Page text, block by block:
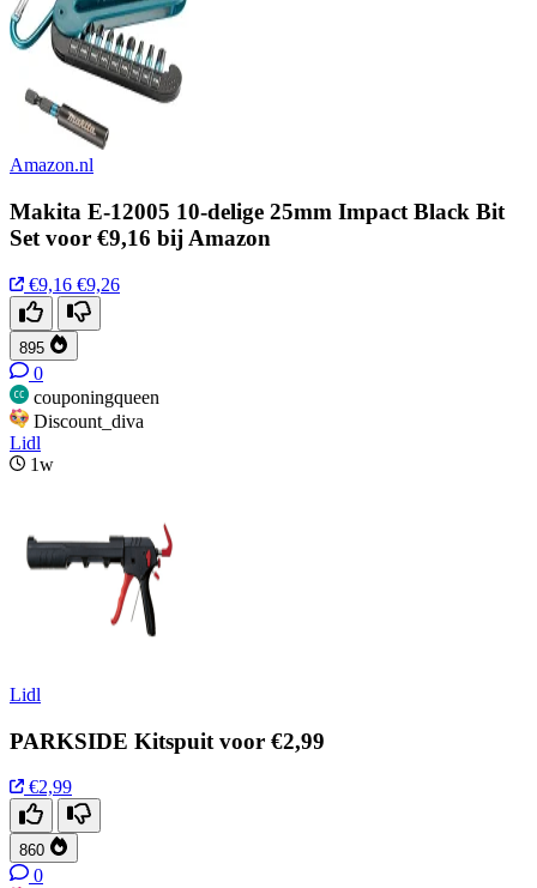
Amazon.nl
Makita E-12005 10-delige 25mm Impact Black Bit
Set voor €9,16 bij Amazon
€9,16 €9,26
895
0
couponingqueen
Discount_diva
Lidl
1w
Lidl
PARKSIDE Kitspuit voor €2,99
€2,99
860
0